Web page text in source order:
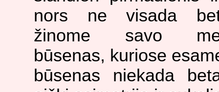
nors ne visada
žinome savo
būsenas, kuriose
būsenas niekada